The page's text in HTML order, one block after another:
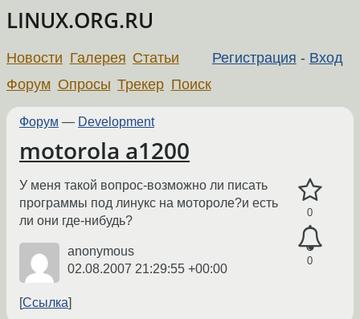
LINUX.ORG.RU
Регистрация - Вход
Новости Галерея Статьи
Форум Опросы Трекер Поиск
Форум — Development
motorola a1200
0
0
У меня такой вопрос-возможно ли писать
программы под линукс на мотороле?и есть
ли они где-нибудь?
anonymous
02.08.2007 21:29:55 +00:00
Ссылка